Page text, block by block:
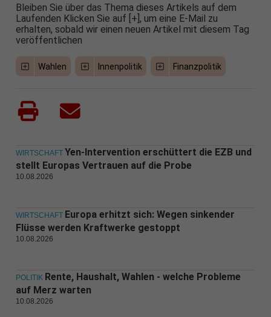
Bleiben Sie über das Thema dieses Artikels auf dem
Laufenden Klicken Sie auf [+], um eine E-Mail zu
erhalten, sobald wir einen neuen Artikel mit diesem Tag
veröffentlichen
Wahlen Innenpolitik Finanzpolitik
WIRTSCHAFT Yen-Intervention erschüttert die EZB und
stellt Europas Vertrauen auf die Probe
10.08.2026
WIRTSCHAFT Europa erhitzt sich: Wegen sinkender
Flüsse werden Kraftwerke gestoppt
10.08.2026
POLITIK Rente, Haushalt, Wahlen - welche Probleme
auf Merz warten
10.08.2026